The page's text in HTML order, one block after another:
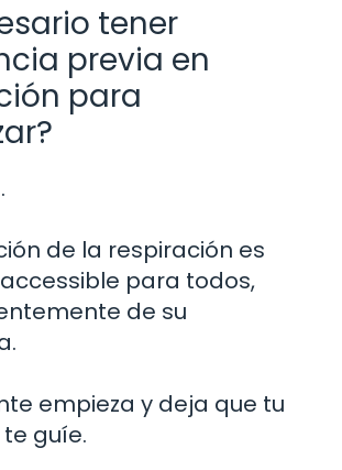
tener
previa en
para
de la respiración es
para todos,
de su
empieza y deja que tu
guíe.